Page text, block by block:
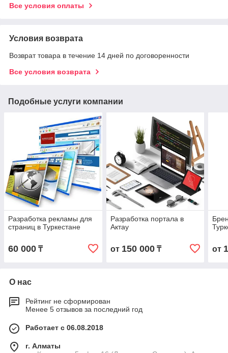
Все условия оплаты
Условия возврата
Возврат товара в течение 14 дней по договоренности
Все условия возврата
Подобные услуги компании
Разработка рекламы для
страниц в Туркестане
60 000 ₸
Разработка портала в
Актау
от 150 000₸ от
О нас
Рейтинг не сформирован
Менее 5 отзывов за последний год
Работает с 06.08.2018
г. Алматы